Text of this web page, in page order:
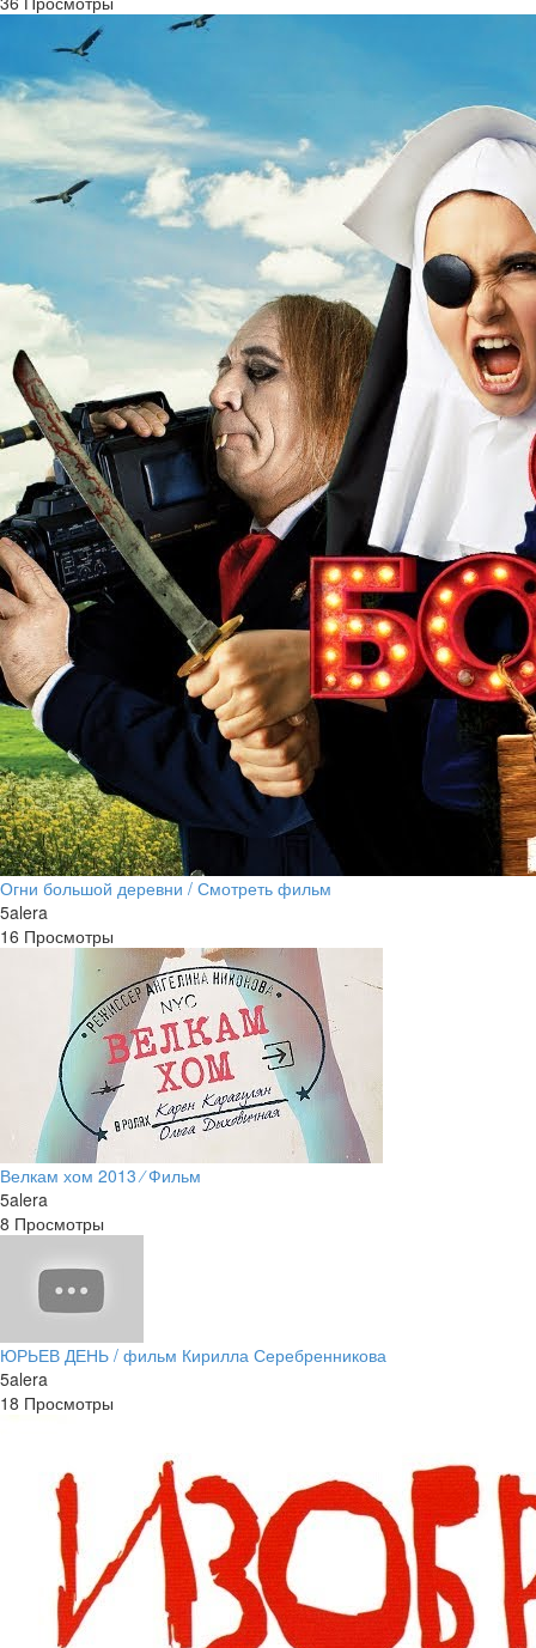
Огни большой деревни / Смотреть фильм
5alera
16 Просмотры
Велкам хом 2013 ⁄ Фильм
5alera
8 Просмотры
ЮРЬЕВ ДЕНЬ / фильм Кирилла Серебренникова
5alera
18 Просмотры